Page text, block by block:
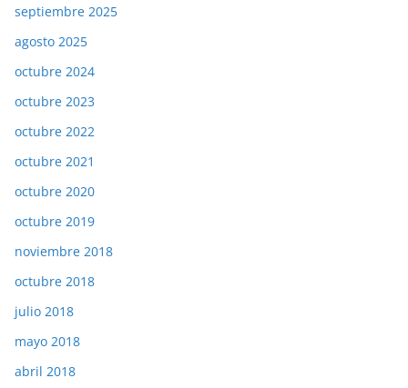
septiembre 2025
agosto 2025
octubre 2024
octubre 2023
octubre 2022
octubre 2021
octubre 2020
octubre 2019
noviembre 2018
octubre 2018
julio 2018
mayo 2018
abril 2018